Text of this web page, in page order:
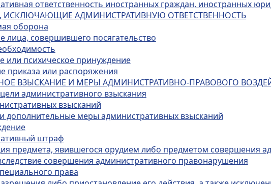
ответственность иностранных граждан, иностранных
ИСКЛЮЧАЮЩИЕ АДМИНИСТРАТИВНУЮ ОТВЕТСТВЕННОСТЬ
оборона
лица, совершившего посягательство
или психическое принуждение
приказа или распоряжения
ВЗЫСКАНИЕ И МЕРЫ АДМИНИСТРАТИВНО-ПРАВОВОГО
административного взыскания
взысканий
дополнительные меры административных взысканий
штраф
предмета, явившегося орудием либо предметом совершения
совершения административного правонарушения
права